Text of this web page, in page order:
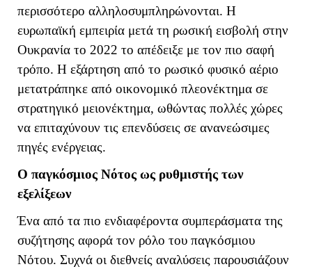
περισσότερο αλληλοσυμπληρώνονται. Η
ευρωπαϊκή εμπειρία μετά τη ρωσική εισβολή στην
Ουκρανία το 2022 το απέδειξε με τον πιο σαφή
τρόπο. Η εξάρτηση από το ρωσικό φυσικό αέριο
μετατράπηκε από οικονομικό πλεονέκτημα σε
στρατηγικό μειονέκτημα, ωθώντας πολλές χώρες
να επιταχύνουν τις επενδύσεις σε ανανεώσιμες
πηγές ενέργειας.
Ο παγκόσμιος Νότος ως ρυθμιστής των
εξελίξεων
Ένα από τα πιο ενδιαφέροντα συμπεράσματα της
συζήτησης αφορά τον ρόλο του παγκόσμιου
Νότου. Συχνά οι διεθνείς αναλύσεις παρουσιάζουν